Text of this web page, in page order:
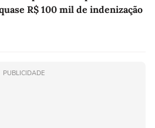
R$ 100 mil de indenização
PUBLICIDADE